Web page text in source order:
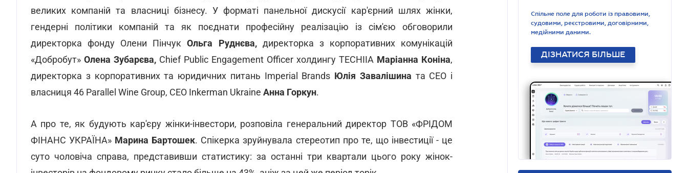
великих компаній та власниці бізнесу. У форматі панельної дискусії кар'єрний шлях жінки,
гендерні політики компаній та як поєднати професійну реалізацію із сім'єю обговорили
директорка фонду Олени ПінчукОльга Руднєва, директорка з корпоративних комунікацій
«Добробут» Олена Зубарєва, Chief Public Engagement Officer холдингу TECHIIA Маріанна Коніна,
директорка з корпоративних та юридичних питань Imperial Brands Юлія Завалішина та СЕО і
власниця 46 Parallel Wine Group, СЕО Inkerman Ukraine Анна Горкун.
А про те, як будують кар'єру жінки-інвестори, розповіла генеральний директор ТОВ «ФРIДОМ
ФІНАНС УКРАЇНА» Марина Бартошек. Спікерка зруйнувала стереотип про те, що інвестиції - це
суто чоловіча справа, представивши статистику: за останні три квартали цього року жінок-
Спільне поле для роботи із правовими,
судовими, реєстровими, договірними,
медійними даними.
ДІЗНАТИСЯ БІЛЬШЕ